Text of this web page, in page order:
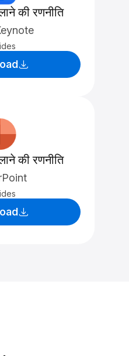
की रणनीति
की रणनीति